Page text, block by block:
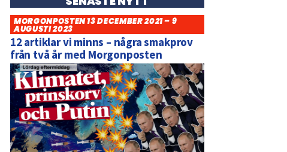
MORGONPOSTEN 13 DECEMBER 2021 – 9
AUGUSTI 2023
12 artiklar vi minns – några smakprov
från två år med Morgonposten